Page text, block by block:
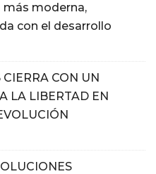
más moderna,
con el desarrollo
CON UN
LA LIBERTAD EN